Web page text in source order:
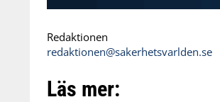
Redaktionen
redaktionen@sakerhetsvarlden.se
Läs mer: